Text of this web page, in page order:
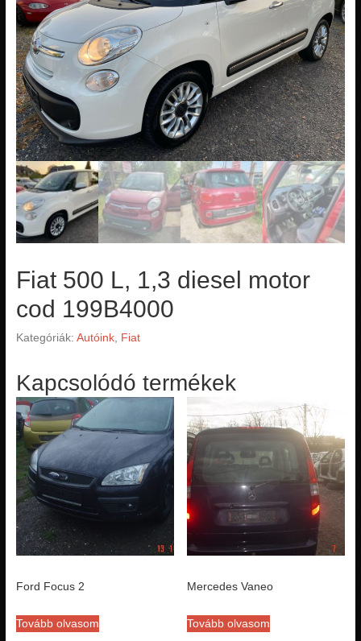
Fiat 500 L, 1,3 diesel motor
cod 199B4000
Kategóriák: Autóink, Fiat
Kapcsolódó termékek
Ford Focus 2
Tovább olvasom
Mercedes Vaneo
Tovább olvasom